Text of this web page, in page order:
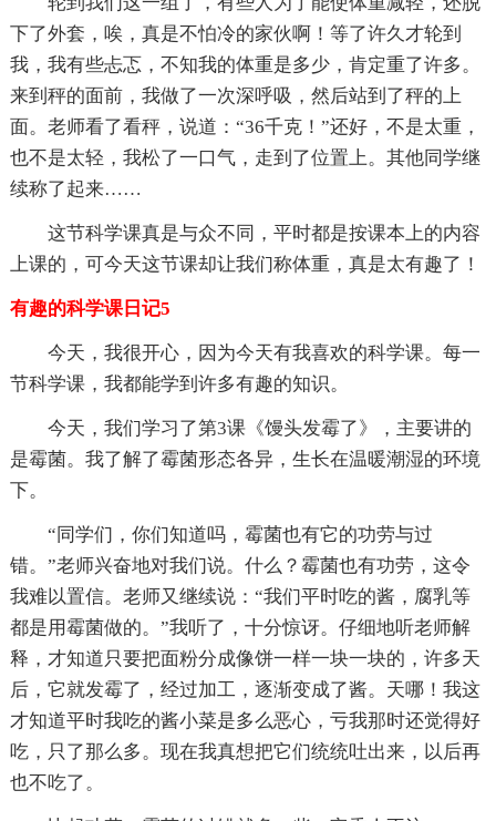
下了外套，唉，真是不怕冷的家伙啊！等了许久才轮到
我，我有些忐忑，不知我的体重是多少，肯定重了许多。
来到秤的面前，我做了一次深呼吸，然后站到了秤的上
面。老师看了看秤，说道：“36千克！”还好，不是太重，
也不是太轻，我松了一口气，走到了位置上。其他同学继
续称了起来……
这节科学课真是与众不同，平时都是按课本上的内容
上课的，可今天这节课却让我们称体重，真是太有趣了！
有趣的科学课日记5
今天，我很开心，因为今天有我喜欢的科学课。每一
节科学课，我都能学到许多有趣的知识。
今天，我们学习了第3课《馒头发霉了》，主要讲的
是霉菌。我了解了霉菌形态各异，生长在温暖潮湿的环境
下。
“同学们，你们知道吗，霉菌也有它的功劳与过
错。”老师兴奋地对我们说。什么？霉菌也有功劳，这令
我难以置信。老师又继续说：“我们平时吃的酱，腐乳等
都是用霉菌做的。”我听了，十分惊讶。仔细地听老师解
释，才知道只要把面粉分成像饼一样一块一块的，许多天
后，它就发霉了，经过加工，逐渐变成了酱。天哪！我这
才知道平时我吃的酱小菜是多么恶心，亏我那时还觉得好
吃，只了那么多。现在我真想把它们统统吐出来，以后再
也不吃了。